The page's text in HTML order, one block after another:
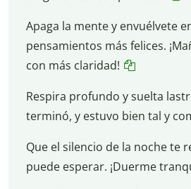
Apaga la mente y envuélvete
pensamientos más felices.
con más claridad!
Respira profundo y suelta
terminó, y estuvo bien tal y
Que el silencio de la noche te
puede esperar. ¡Duerme